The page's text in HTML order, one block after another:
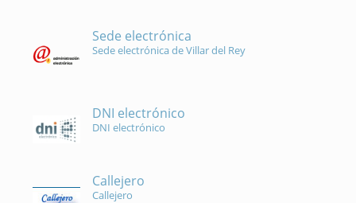
Sede electrónica
Sede electrónica de Villar del Rey
DNI electrónico
DNI electrónico
Callejero
Callejero